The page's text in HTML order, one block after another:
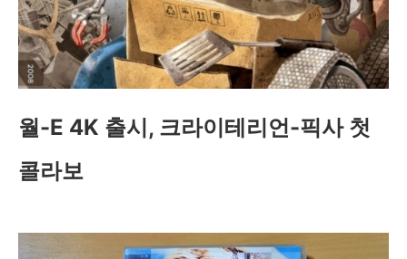
월-E 4K 출시, 크라이테리언-픽사 첫
콜라보